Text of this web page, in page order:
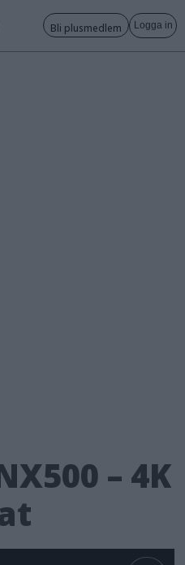
Bli plusmedlem Logga in
– 4K